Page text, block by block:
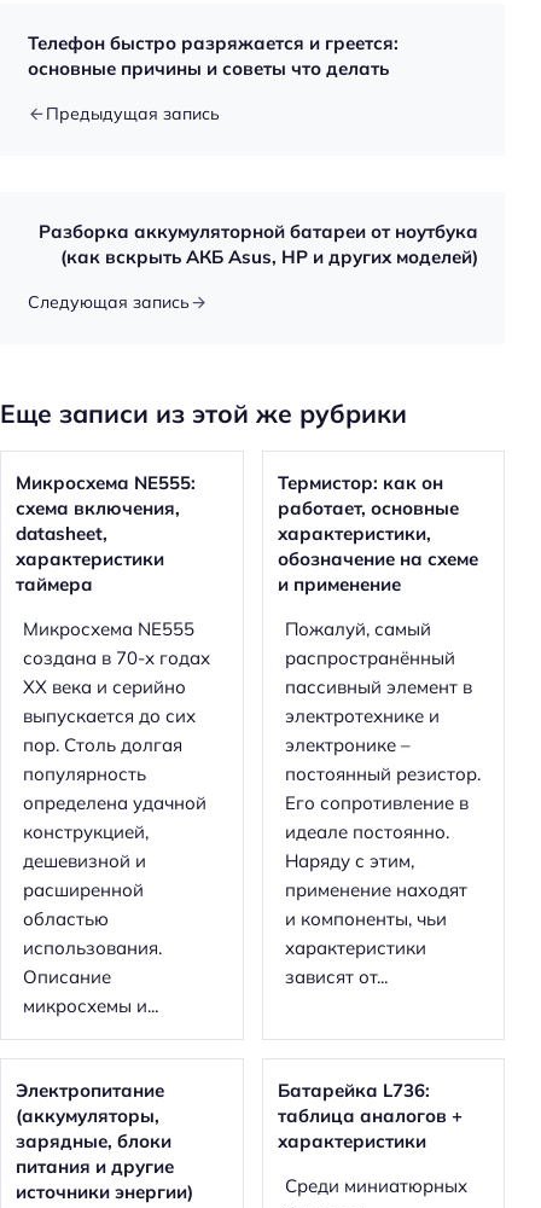
Телефон быстро разряжается и греется:
основные причины и советы что делать
Предыдущая запись
Разборка аккумуляторной батареи от ноутбука
(как вскрыть АКБ Asus, HP и других моделей)
Следующая запись
Еще записи из этой же рубрики
Микросхема NE555:
схема включения,
datasheet,
характеристики
таймера
Микросхема NE555
создана в 70-х годах
XX века и серийно
выпускается до сих
пор. Столь долгая
популярность
определена удачной
конструкцией,
дешевизной и
расширенной
областью
использования.
Описание
микросхемы и...
Термистор: как он
работает, основные
характеристики,
обозначение на схеме
и применение
Пожалуй, самый
распространённый
пассивный элемент в
электротехнике и
электронике –
постоянный резистор.
Его сопротивление в
идеале постоянно.
Наряду с этим,
применение находят
и компоненты, чьи
характеристики
зависят от...
Электропитание
(аккумуляторы,
зарядные, блоки
питания и другие
источники энергии)
Батарейка L736:
таблица аналогов +
характеристики
Среди миниатюрных